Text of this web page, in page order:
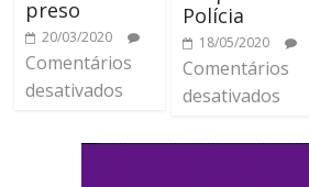
preso
20/03/2020
Comentários
desativados
Polícia
18/05/2020
Comentários
desativados